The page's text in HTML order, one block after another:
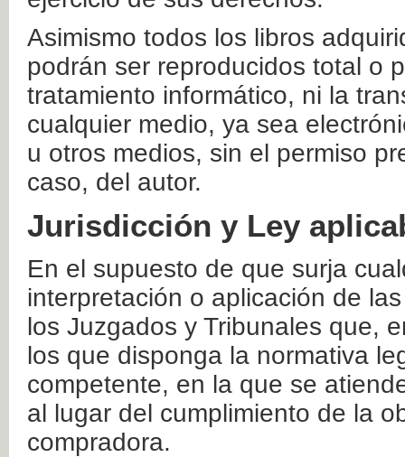
Asimismo todos los libros
podrán ser reproducidos total o
tratamiento informático, ni la
cualquier medio, ya sea
u otros medios, sin el permiso
caso, del autor.
Jurisdicción y Ley
En el supuesto de que surja
interpretación o aplicación de
los Juzgados y Tribunales que,
los que disponga la normativa
competente, en la que se
al lugar del cumplimiento de la
compradora.